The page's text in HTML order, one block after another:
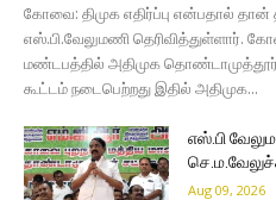
கோவை: திமுக எதிர்ப்பு என்பதால்
எஸ்.பி.வேலுமணி தெரிவித்துள்ளார்.
மண்டபத்தில் அதிமுக
கூட்டம் நடைபெற்றது இதில் அதிமுக...
எஸ்.பி
Aug 09, 2026